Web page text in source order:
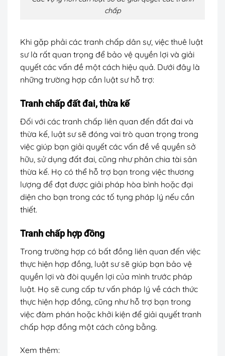
chấp
Khi gặp phải các tranh chấp dân sự, việc thuê luật
sư là rất quan trọng để bảo vệ quyền lợi và giải
quyết các vấn đề một cách hiệu quả. Dưới đây là
những trường hợp cần luật sư hỗ trợ:
Tranh chấp đất đai, thừa kế
Đối với các tranh chấp liên quan đến đất đai và
thừa kế, luật sư sẽ đóng vai trò quan trọng trong
việc giúp bạn giải quyết các vấn đề về quyền sở
hữu, sử dụng đất đai, cũng như phân chia tài sản
thừa kế. Họ có thể hỗ trợ bạn trong việc thương
lượng để đạt được giải pháp hòa bình hoặc đại
diện cho bạn trong các tố tụng pháp lý nếu cần
thiết.
Tranh chấp hợp đồng
Trong trường hợp có bất đồng liên quan đến việc
thực hiện hợp đồng, luật sư sẽ giúp bạn bảo vệ
quyền lợi và đòi quyền lợi của mình trước pháp
luật. Họ sẽ cung cấp tư vấn pháp lý về cách thức
thực hiện hợp đồng, cũng như hỗ trợ bạn trong
việc đàm phán hoặc khởi kiện để giải quyết tranh
chấp hợp đồng một cách công bằng.
Xem thêm: